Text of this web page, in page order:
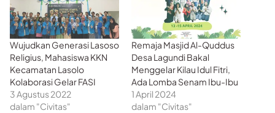
Wujudkan Generasi Lasoso
Religius, Mahasiswa KKN
Kecamatan Lasolo
Kolaborasi Gelar FASI
3 Agustus 2022
dalam "Civitas"
Remaja Masjid Al-Quddus
Desa Lagundi Bakal
Menggelar Kilau Idul Fitri,
Ada Lomba Senam Ibu-Ibu
1 April 2024
dalam "Civitas"